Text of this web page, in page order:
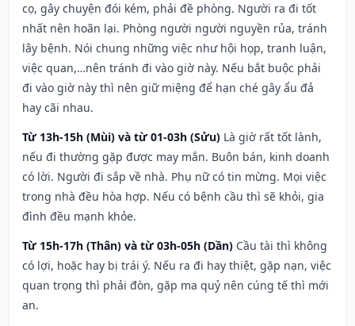
cọ, gây chuyện đói kém, phải đề phòng. Người ra đi tốt
nhất nên hoãn lại. Phòng người người nguyền rủa, tránh
lây bệnh. Nói chung những việc như hội họp, tranh luận,
việc quan,…nên tránh đi vào giờ này. Nếu bắt buộc phải
đi vào giờ này thì nên giữ miệng để hạn ché gây ẩu đả
hay cãi nhau.
Từ 13h-15h (Mùi) và từ 01-03h (Sửu) Là giờ rất tốt lành,
nếu đi thường gặp được may mắn. Buôn bán, kinh doanh
có lời. Người đi sắp về nhà. Phụ nữ có tin mừng. Mọi việc
trong nhà đều hòa hợp. Nếu có bệnh cầu thì sẽ khỏi, gia
đình đều mạnh khỏe.
Từ 15h-17h (Thân) và từ 03h-05h (Dần) Cầu tài thì không
có lợi, hoặc hay bị trái ý. Nếu ra đi hay thiệt, gặp nạn, việc
quan trọng thì phải đòn, gặp ma quỷ nên cúng tế thì mới
an.